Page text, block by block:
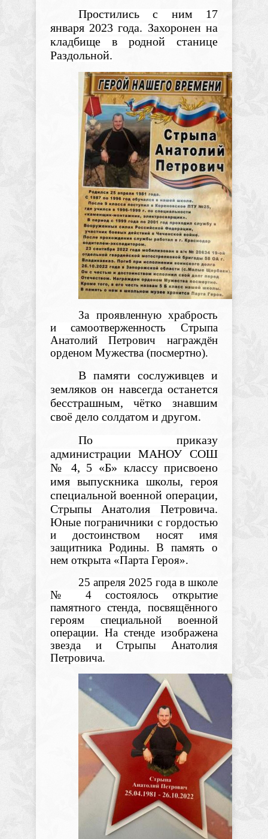
Простились с ним 17
января 2023 года. Захоронен на
кладбище в родной станице
Раздольной.
За проявленную храбрость
и самоотверженность Стрыпа
Анатолий Петрович награждён
орденом Мужества (посмертно).
В памяти сослуживцев и
земляков он навсегда останется
бесстрашным, чётко знавшим
своё дело солдатом и другом.
По приказу
администрации МАНОУ СОШ
№ 4, 5 «Б» классу присвоено
имя выпускника школы, героя
специальной военной операции,
Стрыпы Анатолия Петровича.
Юные пограничники с гордостью
и достоинством носят имя
защитника Родины. В память о
нем открыта «Парта Героя».
25 апреля 2025 года в школе
№ 4 состоялось открытие
памятного стенда, посвящённого
героям специальной военной
операции. На стенде изображена
звезда и Стрыпы Анатолия
Петровича.